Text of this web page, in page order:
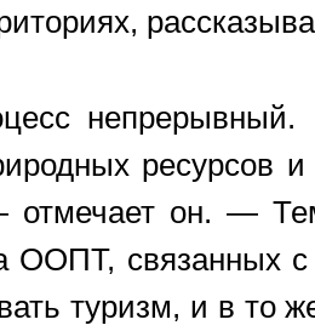
непрерывный.
ресурсов
отмечает он. —
ООПТ, связанных с
туризм, и в то